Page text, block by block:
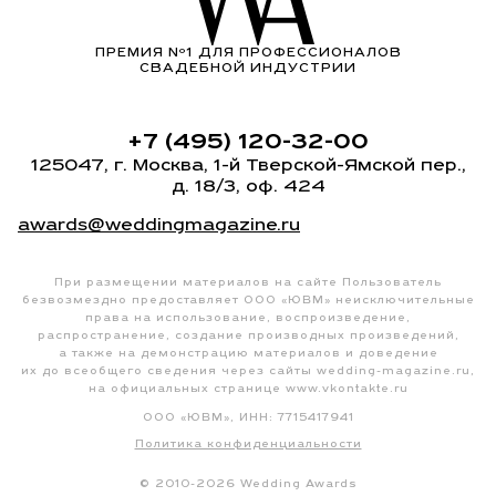
ПРЕМИЯ Nº1 ДЛЯ ПРОФЕССИОНАЛОВ
СВАДЕБНОЙ ИНДУСТРИИ
+7 (495) 120-32-00
125047, г. Москва, 1-й Тверской-Ямской пер.,
д. 18/3, оф. 424
awards@weddingmagazine.ru
При размещении материалов на сайте Пользователь
безвозмездно предоставляет ООО «ЮВМ» неисключительные
права на использование, воспроизведение,
распространение, создание производных произведений,
а также на демонстрацию материалов и доведение
их до всеобщего сведения через сайты wedding-magazine.ru ,
на официальных странице www.vkontakte.ru
ООО «ЮВМ», ИНН: 7715417941
Политика конфиденциальности
© 2010-2026 Wedding Awards